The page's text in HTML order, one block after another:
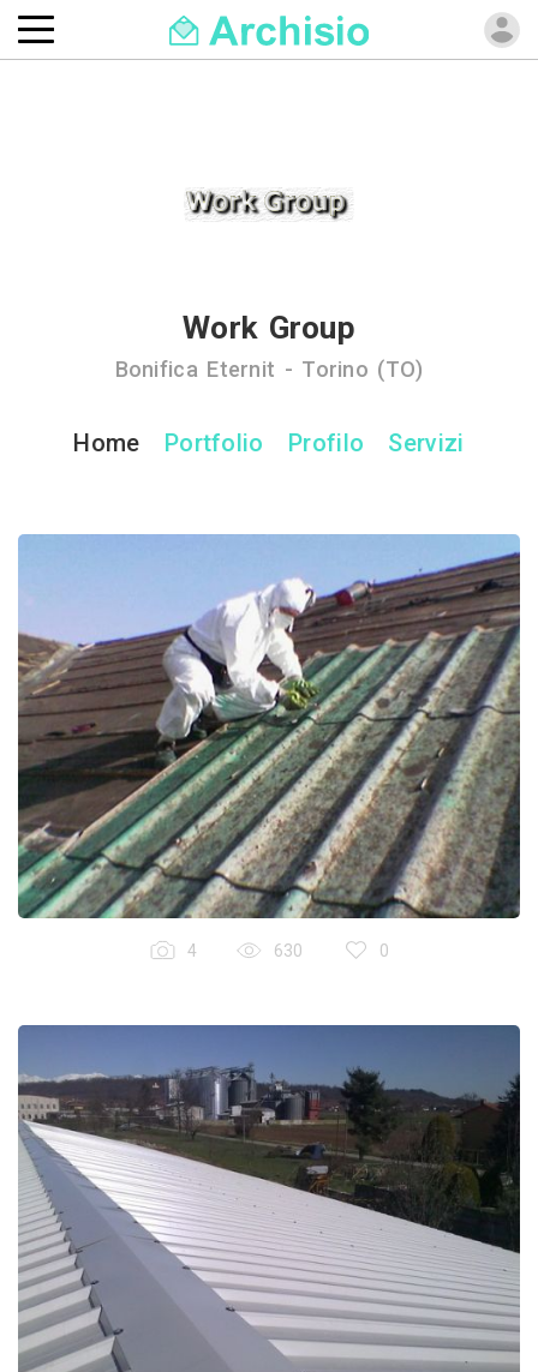
Work Group
Bonifica Eternit - Torino (TO)
Home Portfolio Profilo Servizi
4 630 0